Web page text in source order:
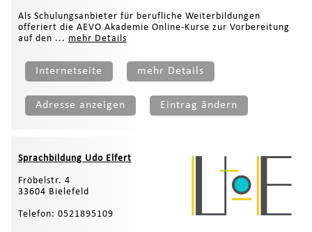
Als Schulungsanbieter für berufliche Weiterbildungen
offeriert die AEVO Akademie Online-Kurse zur Vorbereitung
auf den ... mehr Details
Internetseite mehr Details
Adresse anzeigen Eintrag ändern
Sprachbildung Udo Elfert
Fröbelstr. 4
33604 Bielefeld
Telefon: 0521895109